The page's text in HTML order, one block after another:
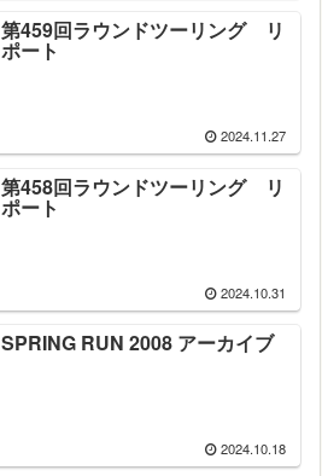
第459回ラウンドツーリング リ
ポート
2024.11.27
第458回ラウンドツーリング リ
ポート
2024.10.31
SPRING RUN 2008 アーカイブ
2024.10.18